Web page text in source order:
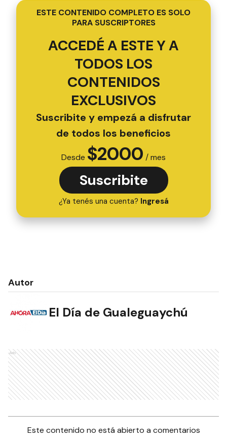
ESTE CONTENIDO COMPLETO ES SOLO
PARA SUSCRIPTORES
ACCEDÉ A ESTE Y A
TODOS LOS
CONTENIDOS
EXCLUSIVOS
Suscribite y empezá a disfrutar
de todos los beneficios
Desde $2000 / mes
Suscribite
¿Ya tenés una cuenta? Ingresá
Autor
El Día de Gualeguaychú
Ads
Este contenido no está abierto a comentarios